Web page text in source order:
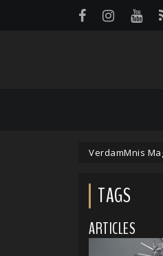
VerdamMnis
TAGS
ARTICLES
Panneau de gestion des cookies